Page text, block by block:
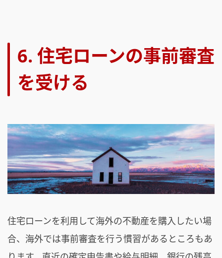
6. 住宅ローンの事前審査
を受ける
住宅ローンを利用して海外の不動産を購入したい場
合、海外では事前審査を行う慣習があるところもあ